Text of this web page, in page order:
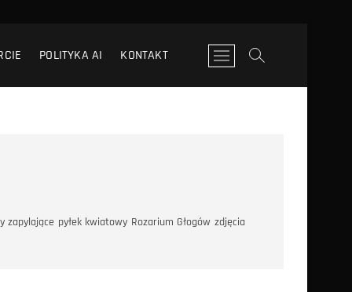
POLITYKA AI KONTAKT
P
r
z
n
zapylające pyłek kwiatowy Rozarium Głogów zdjęcia